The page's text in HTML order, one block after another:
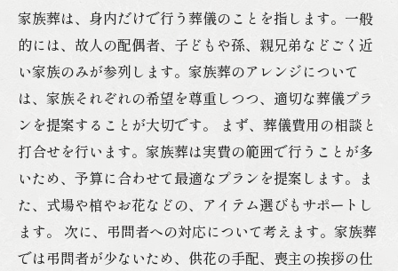
家族葬は、身内だけで行う葬儀のことを指します。一般
的には、故人の配偶者、子どもや孫、親兄弟などごく近
い家族のみが参列します。家族葬のアレンジについて
は、家族それぞれの希望を尊重しつつ、適切な葬儀プラ
ンを提案することが大切です。 まず、葬儀費用の相談と
打合せを行います。家族葬は実費の範囲で行うことが多
いため、予算に合わせて最適なプランを提案します。ま
た、式場や棺やお花などの、アイテム選びもサポートし
ます。 次に、弔問者への対応について考えます。家族葬
では弔問者が少ないため、供花の手配、喪主の挨拶の仕